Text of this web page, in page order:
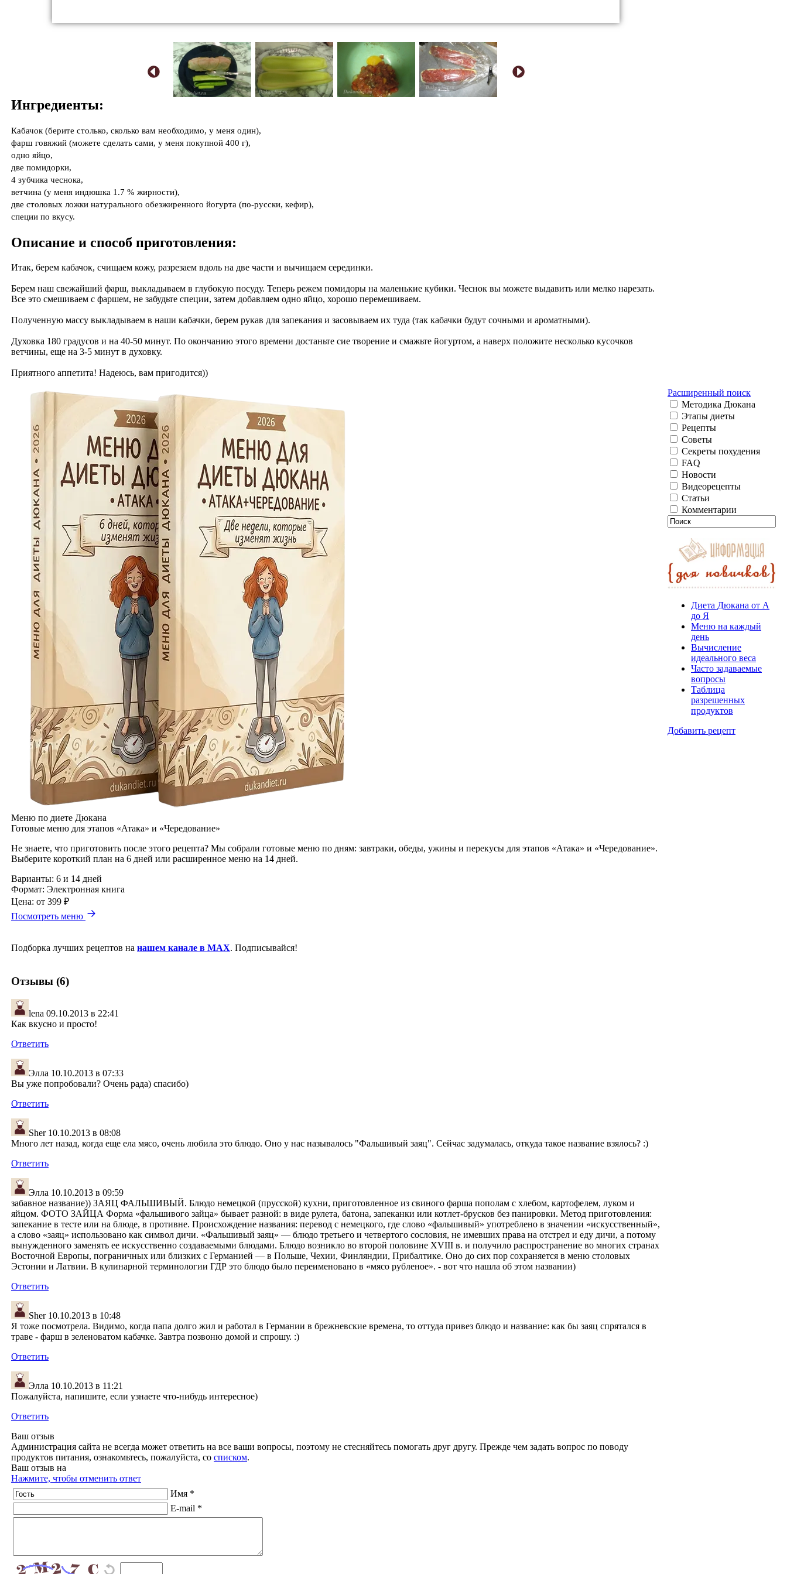
Ингредиенты:
Кабачок (берите столько, сколько вам необходимо, у меня один),
фарш говяжий (можете сделать сами, у меня покупной 400 г),
одно яйцо,
две помидорки,
4 зубчика чеснока,
ветчина (у меня индюшка 1.7 % жирности),
две столовых ложки натурального обезжиренного йогурта (по-русски, кефир),
специи по вкусу.
Описание и способ приготовления:
Итак, берем кабачок, счищаем кожу, разрезаем вдоль на две части и вычищаем серединки.
Берем наш свежайший фарш, выкладываем в глубокую посуду. Теперь режем помидоры на маленькие кубики. Чеснок вы можете выдавить или мелко нарезать.
Все это смешиваем с фаршем, не забудьте специи, затем добавляем одно яйцо, хорошо перемешиваем.
Полученную массу выкладываем в наши кабачки, берем рукав для запекания и засовываем их туда (так кабачки будут сочными и ароматными).
Духовка 180 градусов и на 40-50 минут. По окончанию этого времени достаньте сие творение и смажьте йогуртом, а наверх положите несколько кусочков
ветчины, еще на 3-5 минут в духовку.
Приятного аппетита! Надеюсь, вам пригодится))
Меню по диете Дюкана
Готовые меню для этапов «Атака» и «Чередование»
Не знаете, что приготовить после этого рецепта? Мы собрали готовые меню по дням: завтраки, обеды, ужины и перекусы для этапов «Атака» и «Чередование».
Выберите короткий план на 6 дней или расширенное меню на 14 дней.
Варианты: 6 и 14 дней
Формат: Электронная книга
Цена: от 399 ₽
Посмотреть меню
Подборка лучших рецептов на нашем канале в MAX. Подписывайся!
Отзывы (6)
lena 09.10.2013 в 22:41
Как вкусно и просто!
Ответить
Элла 10.10.2013 в 07:33
Вы уже попробовали? Очень рада) спасибо)
Ответить
Sher 10.10.2013 в 08:08
Много лет назад, когда еще ела мясо, очень любила это блюдо. Оно у нас называлось "Фальшивый заяц". Сейчас задумалась, откуда такое название взялось? :)
Ответить
Элла 10.10.2013 в 09:59
забавное название)) ЗАЯЦ ФАЛЬШИВЫЙ. Блюдо немецкой (прусской) кухни, приготовленное из свиного фарша пополам с хлебом, картофелем, луком и
яйцом. ФОТО ЗАЙЦА Форма «фальшивого зайца» бывает разной: в виде рулета, батона, запеканки или котлет-брусков без панировки. Метод приготовления:
запекание в тесте или на блюде, в противне. Происхождение названия: перевод с немецкого, где слово «фальшивый» употреблено в значении «искусственный»,
а слово «заяц» использовано как символ дичи. «Фальшивый заяц» — блюдо третьего и четвертого сословия, не имевших права на отстрел и еду дичи, а потому
вынужденного заменять ее искусственно создаваемыми блюдами. Блюдо возникло во второй половине XVIII в. и получило распространение во многих странах
Восточной Европы, пограничных или близких с Германией — в Польше, Чехии, Финляндии, Прибалтике. Оно до сих пор сохраняется в меню столовых
Эстонии и Латвии. В кулинарной терминологии ГДР это блюдо было переименовано в «мясо рубленое». - вот что нашла об этом названии)
Ответить
Sher 10.10.2013 в 10:48
Я тоже посмотрела. Видимо, когда папа долго жил и работал в Германии в брежневские времена, то оттуда привез блюдо и название: как бы заяц спрятался в
траве - фарш в зеленоватом кабачке. Завтра позвоню домой и спрошу. :)
Ответить
Элла 10.10.2013 в 11:21
Пожалуйста, напишите, если узнаете что-нибудь интересное)
Ответить
Ваш отзыв
Администрация сайта не всегда может ответить на все ваши вопросы, поэтому не стесняйтесь помогать друг другу. Прежде чем задать вопрос по поводу
продуктов питания, ознакомьтесь, пожалуйста, со списком.
Ваш отзыв на
Нажмите, чтобы отменить ответ
Имя *
E-mail *
Расширенный поиск
Методика Дюкана
Этапы диеты
Рецепты
Советы
Секреты похудения
FAQ
Новости
Видеорецепты
Статьи
Комментарии
Диета Дюкана от А
до Я
Меню на каждый
день
Вычисление
идеального веса
Часто задаваемые
вопросы
Таблица
разрешенных
продуктов
Добавить рецепт